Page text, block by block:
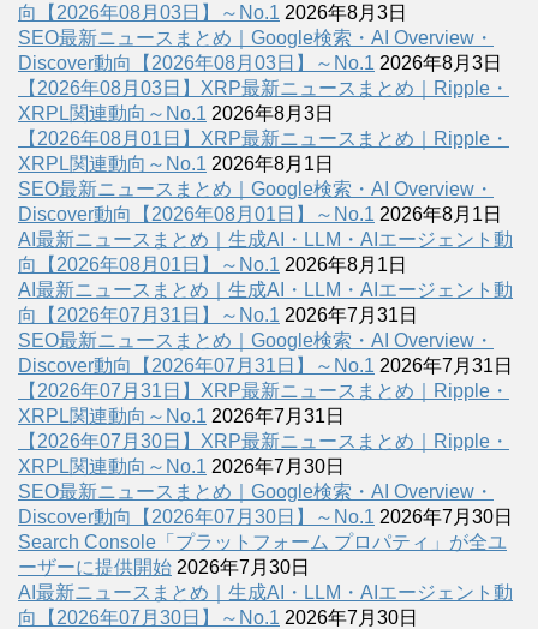
向【2026年08月03日】～No.1 2026年8月3日
SEO最新ニュースまとめ｜Google検索・AI Overview・
Discover動向【2026年08月03日】～No.1 2026年8月3日
【2026年08月03日】XRP最新ニュースまとめ｜Ripple・
XRPL関連動向～No.1 2026年8月3日
【2026年08月01日】XRP最新ニュースまとめ｜Ripple・
XRPL関連動向～No.1 2026年8月1日
SEO最新ニュースまとめ｜Google検索・AI Overview・
Discover動向【2026年08月01日】～No.1 2026年8月1日
AI最新ニュースまとめ｜生成AI・LLM・AIエージェント動
向【2026年08月01日】～No.1 2026年8月1日
AI最新ニュースまとめ｜生成AI・LLM・AIエージェント動
向【2026年07月31日】～No.1 2026年7月31日
SEO最新ニュースまとめ｜Google検索・AI Overview・
Discover動向【2026年07月31日】～No.1 2026年7月31日
【2026年07月31日】XRP最新ニュースまとめ｜Ripple・
XRPL関連動向～No.1 2026年7月31日
【2026年07月30日】XRP最新ニュースまとめ｜Ripple・
XRPL関連動向～No.1 2026年7月30日
SEO最新ニュースまとめ｜Google検索・AI Overview・
Discover動向【2026年07月30日】～No.1 2026年7月30日
Search Console「プラットフォーム プロパティ」が全ユ
ーザーに提供開始 2026年7月30日
AI最新ニュースまとめ｜生成AI・LLM・AIエージェント動
向【2026年07月30日】～No.1 2026年7月30日